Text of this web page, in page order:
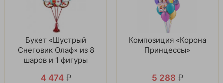
Букет «Шустрый
Снеговик Олаф» из 8
шаров и 1 фигуры
4 474 ₽
Композиция «Корона
Принцессы»
5 288 ₽